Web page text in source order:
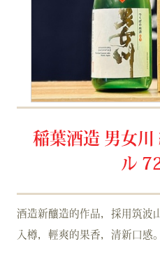
稲葉酒造 男女川
ル
酒造新釀造的作品，採用筑波
入樽，輕爽的果香，清新口感。